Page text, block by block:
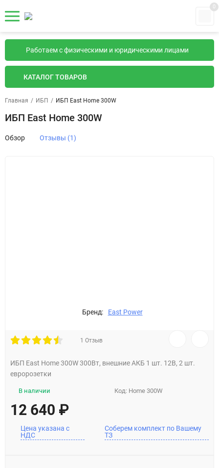
0
Работаем с физическими и юридическими лицами
КАТАЛОГ ТОВАРОВ
Главная / ИБП / ИБП East Home 300W
ИБП East Home 300W
Обзор Отзывы (1)
Бренд: East Power
1 Отзыв
ИБП East Home 300W 300Вт, внешние АКБ 1 шт. 12В, 2 шт.
евророзетки
Код: Home 300W
В наличии
12 640 ₽
Цена указана с
НДС
Соберем комплект по Вашему
ТЗ